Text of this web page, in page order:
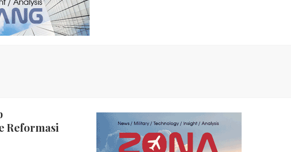
“Wisata Bersalin”
Rumah Rusak hingga Dugaan Pelanggaran Lingkungan
Reformasi